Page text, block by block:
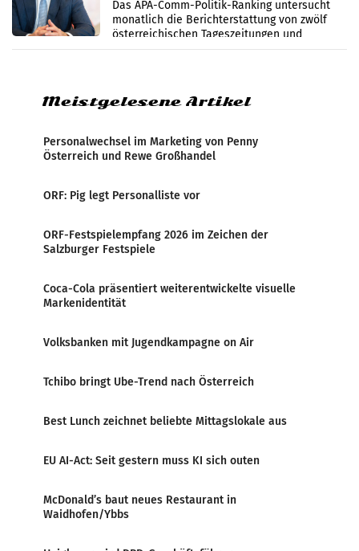
Das APA-Comm-Politik-Ranking untersucht
monatlich die Berichterstattung von zwölf
österreichischen Tageszeitungen und
analysiert, welche Politikerinnen und
Meistgelesene Artikel
Personalwechsel im Marketing von Penny
Österreich und Rewe Großhandel
ORF: Pig legt Personalliste vor
ORF-Festspielempfang 2026 im Zeichen der
Salzburger Festspiele
Coca-Cola präsentiert weiterentwickelte visuelle
Markenidentität
Volksbanken mit Jugendkampagne on Air
Tchibo bringt Ube-Trend nach Österreich
Best Lunch zeichnet beliebte Mittagslokale aus
EU AI-Act: Seit gestern muss KI sich outen
McDonald’s baut neues Restaurant in
Waidhofen/Ybbs